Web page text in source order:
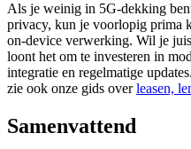
Als je weinig in 5G-dekking
privacy, kun je voorlopig prima
on-device verwerking. Wil je
loont het om te investeren in
integratie en regelmatige
zie ook onze gids overleasen,
Samenvattend